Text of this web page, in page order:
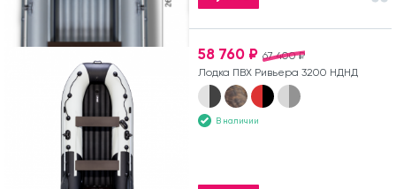
67 400 ₽
58 760 ₽
Лодка ПВХ Ривьера 3200 НДНД
В наличии